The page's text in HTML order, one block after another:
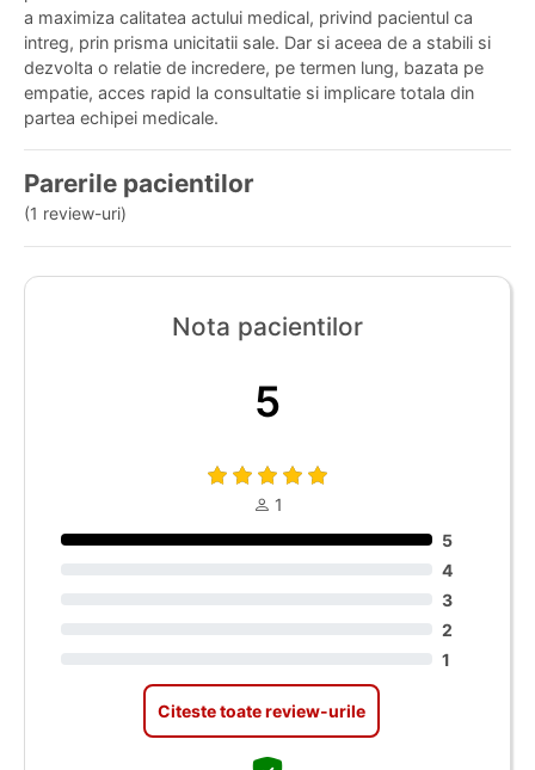
a maximiza calitatea actului medical, privind pacientul ca
intreg, prin prisma unicitatii sale. Dar si aceea de a stabili si
dezvolta o relatie de incredere, pe termen lung, bazata pe
empatie, acces rapid la consultatie si implicare totala din
partea echipei medicale.
Parerile pacientilor
(1 review-uri)
Nota pacientilor
5
1
5
4
3
2
1
Citeste toate review-urile